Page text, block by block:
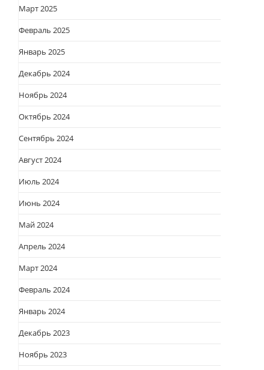
Март 2025
Февраль 2025
Январь 2025
Декабрь 2024
Ноябрь 2024
Октябрь 2024
Сентябрь 2024
Август 2024
Июль 2024
Июнь 2024
Май 2024
Апрель 2024
Март 2024
Февраль 2024
Январь 2024
Декабрь 2023
Ноябрь 2023